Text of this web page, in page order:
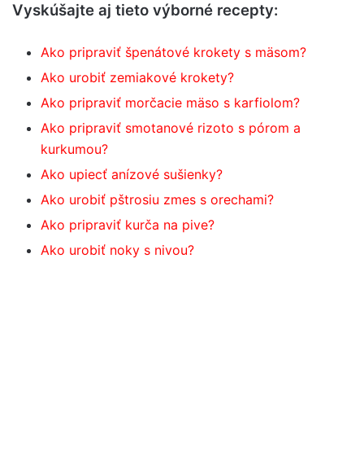
Vyskúšajte aj tieto výborné recepty:
Ako pripraviť špenátové krokety s mäsom?
Ako urobiť zemiakové krokety?
Ako pripraviť morčacie mäso s karfiolom?
Ako pripraviť smotanové rizoto s pórom a
kurkumou?
Ako upiecť anízové ​​sušienky?
Ako urobiť pštrosiu zmes s orechami?
Ako pripraviť kurča na pive?
Ako urobiť noky s nivou?